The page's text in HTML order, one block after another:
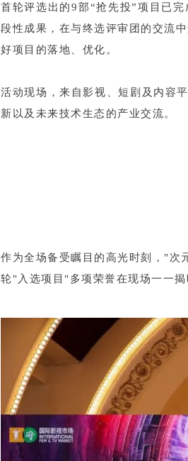
首轮评选出的9部“抢先投”项目已
段性成果，在与终选评审团的交流
好项目的落地、优化。
活动现场，来自影视、短剧及内容
新以及未来技术生态的产业交流。
作为全场备受瞩目的高光时刻，"次
轮"入选项目"多项荣誉在现场一一